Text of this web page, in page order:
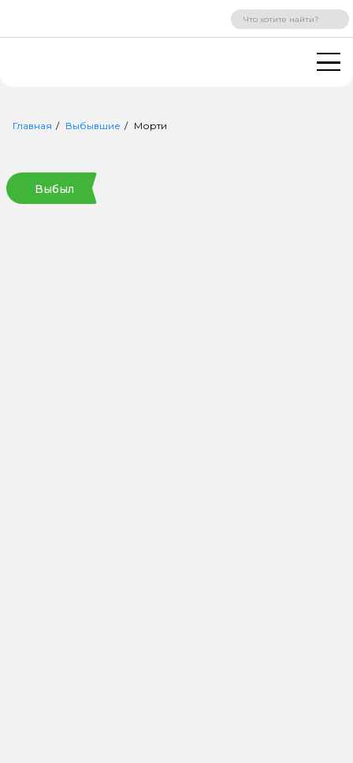
ВХОД РЕГИСТРАЦИЯ
Главная Выбывшие Морти
Выбыл